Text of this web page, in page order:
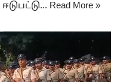
Read More »